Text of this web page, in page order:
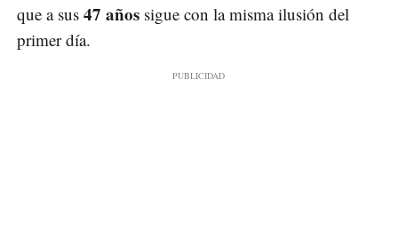
que a sus 47 años sigue con la misma ilusión del
primer día.